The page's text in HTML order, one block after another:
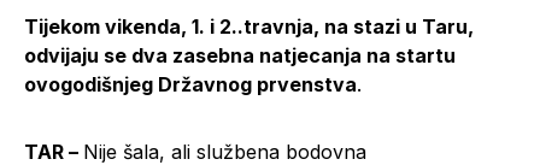
Tijekom vikenda, 1. i 2..travnja, na stazi u Taru,
odvijaju se dva zasebna natjecanja na startu
ovogodišnjeg Državnog prvenstva.
TAR – Nije šala, ali službena bodovna